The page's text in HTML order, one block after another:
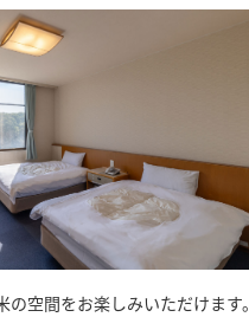
空間をお楽しみいただけます。